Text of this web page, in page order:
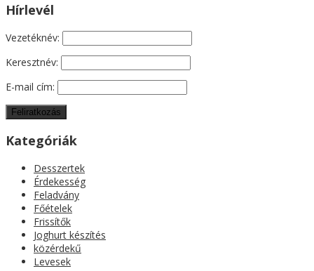
Hírlevél
Vezetéknév:
Keresztnév:
E-mail cím:
Kategóriák
Desszertek
Érdekesség
Feladvány
Főételek
Frissítők
Joghurt készítés
közérdekű
Levesek